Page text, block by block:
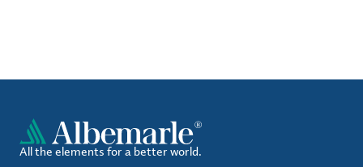
All the elements for a better world.